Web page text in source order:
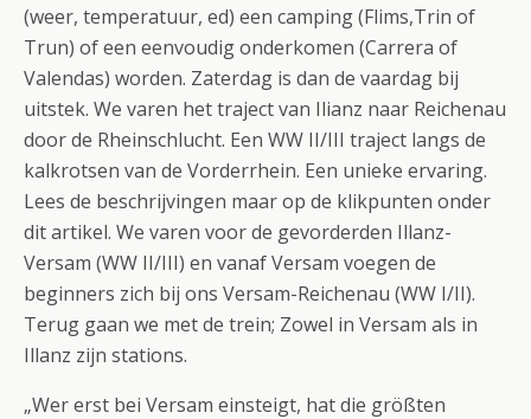
(weer, temperatuur, ed) een camping (Flims,Trin of
Trun) of een eenvoudig onderkomen (Carrera of
Valendas) worden. Zaterdag is dan de vaardag bij
uitstek. We varen het traject van Ilianz naar Reichenau
door de Rheinschlucht. Een WW II/III traject langs de
kalkrotsen van de Vorderrhein. Een unieke ervaring.
Lees de beschrijvingen maar op de klikpunten onder
dit artikel. We varen voor de gevorderden Illanz-
Versam (WW II/III) en vanaf Versam voegen de
beginners zich bij ons Versam-Reichenau (WW I/II).
Terug gaan we met de trein; Zowel in Versam als in
Illanz zijn stations.
„Wer erst bei Versam einsteigt, hat die größten